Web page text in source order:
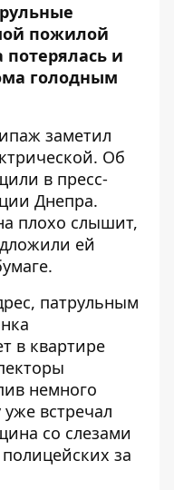
пожилой
и
голодным
заметил
Об
в пресс-
Днепра.
плохо слышит,
ей
патрульным
в квартире
немного
встречал
со слезами
за